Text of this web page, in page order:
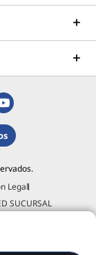
en el sector y
Legal
SUCURSAL